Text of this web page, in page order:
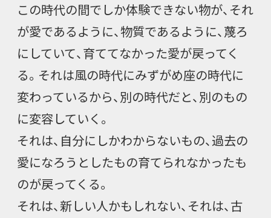
この時代の間でしか体験できない物が、それ
が愛であるように、物質であるように、蔑ろ
にしていて、育ててなかった愛が戻ってく
る。それは風の時代にみずがめ座の時代に
変わっているから、別の時代だと、別のもの
に変容していく。
それは、自分にしかわからないもの、過去の
愛になろうとしたもの育てられなかったも
のが戻ってくる。
それは、新しい人かもしれない、それは、古